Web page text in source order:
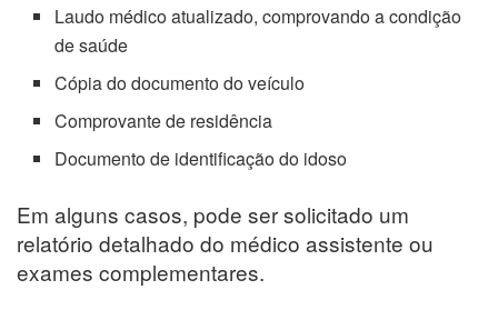
Laudo médico atualizado, comprovando a condição
de saúde
Cópia do documento do veículo
Comprovante de residência
Documento de identificação do idoso
Em alguns casos, pode ser solicitado um
relatório detalhado do médico assistente ou
exames complementares.